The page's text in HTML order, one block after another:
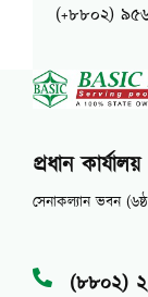
(+৮৮০২)
প্রধান কার্যালয়
সেনাকল্যান ভবন
(৮৮০২)